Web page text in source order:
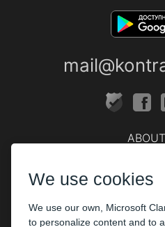
The
We use cookies
We use our own, Microsoft
to personalize content and to